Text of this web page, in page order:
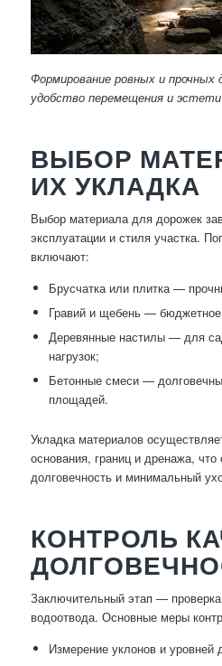
Формирование ровных и прочных
удобство перемещения и
ВЫБОР
ИХ УКЛАДКА
Выбор материала для дорожек
эксплуатации и стиля участка.
включают:
Брусчатка или плитка —
Гравий и щебень —
Деревянные настилы — для
нагрузок;
Бетонные смеси —
площадей.
Укладка материалов
основания, границ и дренажа, что
долговечность и минимальный
КОНТРОЛЬ
Заключительный этап —
водоотвода. Основные меры
Измерение уклонов и уровней